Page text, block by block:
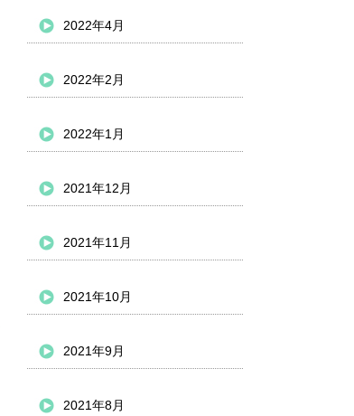
2022年4月
2022年2月
2022年1月
2021年12月
2021年11月
2021年10月
2021年9月
2021年8月